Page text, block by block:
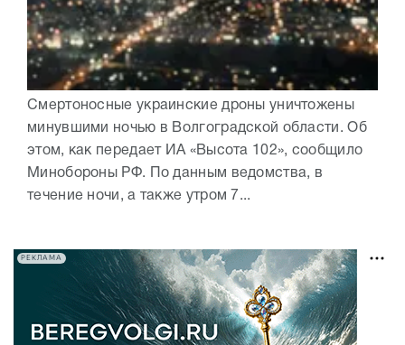
Смертоносные украинские дроны уничтожены
минувшими ночью в Волгоградской области. Об
этом, как передает ИА «Высота 102», сообщило
Минобороны РФ. По данным ведомства, в
течение ночи, а также утром 7...
РЕКЛАМА